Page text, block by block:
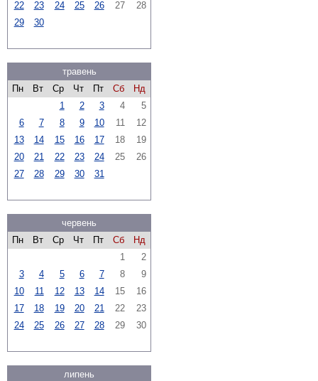
22
23 24 25 26 27
28
29
30
травень
Пн
Вт Ср Чт Пт Сб
Нд
1
2 3 4
5
6
7 8 9 10 11
12
13
14 15 16 17 18
19
20
21 22 23 24 25
26
27
28 29 30 31
червень
Пн
Вт Ср Чт Пт Сб
Нд
1
2
3
4 5 6 7 8
9
10
11 12 13 14 15
16
17
18 19 20 21 22
23
24
25 26 27 28 29 30
липень